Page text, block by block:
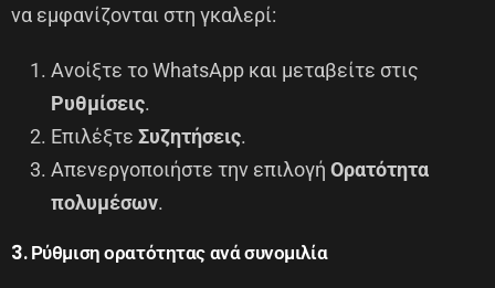
να εμφανίζονται στη γκαλερί:
Ανοίξτε το WhatsApp και μεταβείτε στις
Ρυθμίσεις.
Επιλέξτε Συζητήσεις.
Απενεργοποιήστε την επιλογή Ορατότητα
πολυμέσων.
3. Ρύθμιση ορατότητας ανά συνομιλία